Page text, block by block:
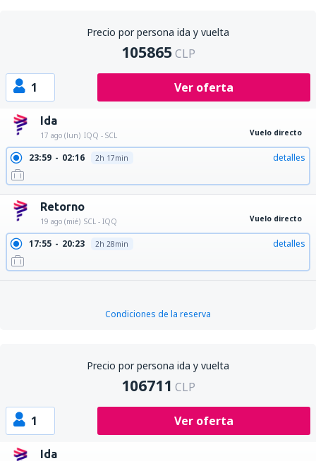
Precio por persona ida y vuelta
105865 CLP
1 Ver oferta
Ida
17 ago (lun) IQQ - SCL Vuelo directo
23:59 02:16 2h 17min detalles
Retorno
19 ago (mié) SCL - IQQ Vuelo directo
17:55 20:23 2h 28min detalles
Condiciones de la reserva
Precio por persona ida y vuelta
106711 CLP
1 Ver oferta
Ida